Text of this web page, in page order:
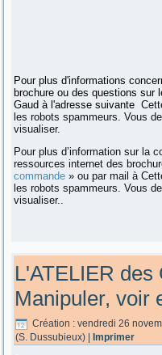
Pour plus d'informations
brochure ou des questions sur
Gaud à l'adresse suivante
les robots spammeurs. Vous
visualiser.
Pour plus d’information sur la
ressources internet des
commande » ou par mail à
les robots spammeurs. Vous
visualiser.
L'ATELIER
Manipuler, voir
Création : vendredi 26
(S. Dussubieux) |Imprimer